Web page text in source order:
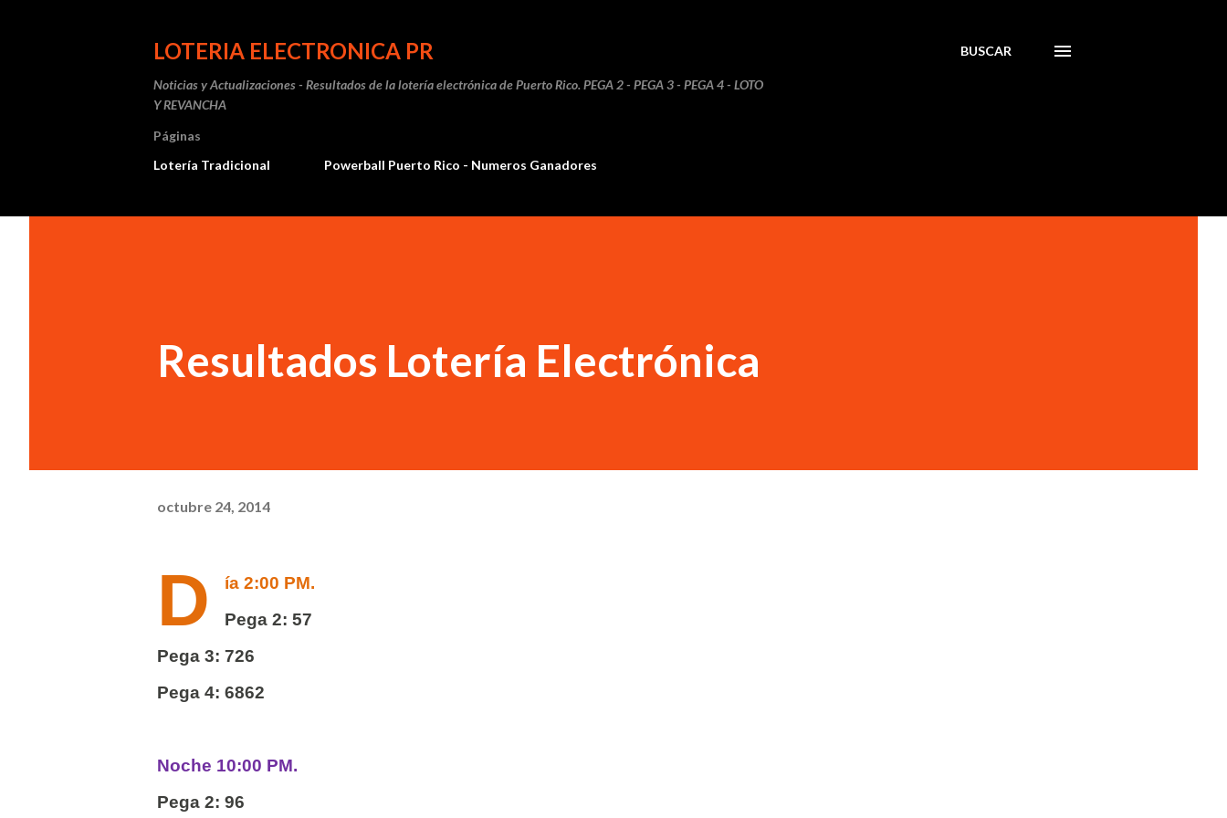
LOTERIA ELECTRONICA PR
Noticias y Actualizaciones - Resultados de la lotería electrónica de Puerto Rico. PEGA 2 - PEGA 3 - PEGA 4 - LOTO
Y REVANCHA
BUSCAR
Páginas
Lotería Tradicional
Powerball Puerto Rico - Numeros Ganadores
Resultados Lotería Electrónica
octubre 24, 2014
D
ía 2:00 PM.
Pega 2: 57
Pega 3: 726
Pega 4: 6862
Noche 10:00 PM.
Pega 2: 96